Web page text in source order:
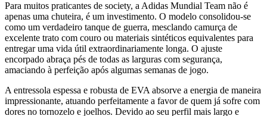
Para muitos praticantes de society, a Adidas Mundial Team não é
apenas uma chuteira, é um investimento. O modelo consolidou-se
como um verdadeiro tanque de guerra, mesclando camurça de
excelente trato com couro ou materiais sintéticos equivalentes para
entregar uma vida útil extraordinariamente longa. O ajuste
encorpado abraça pés de todas as larguras com segurança,
amaciando à perfeição após algumas semanas de jogo.
A entressola espessa e robusta de EVA absorve a energia de maneira
impressionante, atuando perfeitamente a favor de quem já sofre com
dores no tornozelo e joelhos. Devido ao seu perfil mais largo e